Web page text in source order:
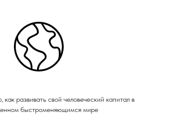
как развивать свой человеческий капитал в
быстроменяющимся мире